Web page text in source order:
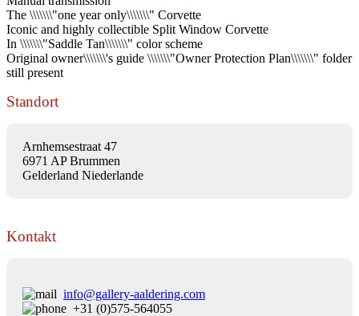
The \\\\\\\"one year only\\\\\\\" Corvette
Iconic and highly collectible Split Window Corvette
In \\\\\\\"Saddle Tan\\\\\\\" color scheme
Original owner\\\\\\\'s guide \\\\\\\"Owner Protection Plan\\\\\\\" folder
still present
Standort
Arnhemsestraat 47
6971 AP Brummen
Gelderland Niederlande
Kontakt
info@gallery-aaldering.com
+31 (0)575-564055